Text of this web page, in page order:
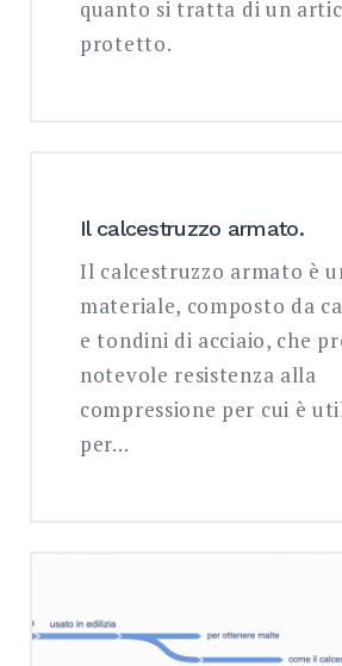
quanto si tratta di un
protetto.
Il calcestruzzo armato.
Il calcestruzzo armato è
materiale, composto da
e tondini di acciaio, che
notevole resistenza alla
compressione per cui è
per…